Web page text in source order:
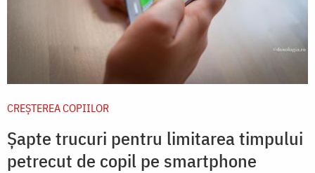
CREŞTEREA COPIILOR
Șapte trucuri pentru limitarea timpului
petrecut de copil pe smartphone